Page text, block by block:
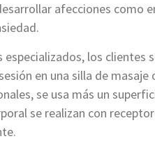
afecciones como
especializados, los
en una silla de
se usa más un
se realizan con